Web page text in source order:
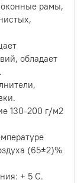
рамы,
обладает
130-200 г/м2
(65±2)%
+ 5 С.